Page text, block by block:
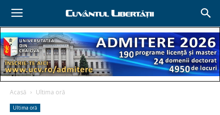
Acasă Ultima oră
Ultima oră